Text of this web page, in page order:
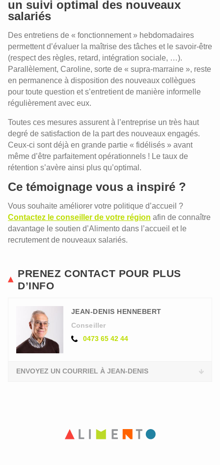
un suivi optimal des nouveaux
salariés
Des entretiens de « fonctionnement » hebdomadaires
permettent d’évaluer la maîtrise des tâches et le savoir-être
(respect des règles, retard, intégration sociale, …).
Parallèlement, Caroline, sorte de « supra-marraine », reste
en permanence à disposition des nouveaux collègues
pour toute question et s’entretient de manière informelle
régulièrement avec eux.
Toutes ces mesures assurent à l’entreprise un très haut
degré de satisfaction de la part des nouveaux engagés.
Ceux-ci sont déjà en grande partie « fidélisés » avant
même d’être parfaitement opérationnels ! Le taux de
rétention s’avère ainsi plus qu’optimal.
Ce témoignage vous a inspiré ?
Vous souhaite améliorer votre politique d’accueil ?
Contactez le conseiller de votre région afin de connaître
davantage le soutien d’Alimento dans l’accueil et le
recrutement de nouveaux salariés.
PRENEZ CONTACT POUR PLUS
D’INFO
JEAN-DENIS HENNEBERT
Conseiller
0473 65 42 44
ENVOYEZ UN COURRIEL À JEAN-DENIS